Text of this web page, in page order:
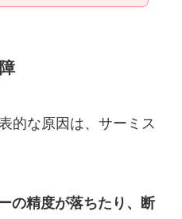
的な原因は、サーミス
の精度が落ちたり、断